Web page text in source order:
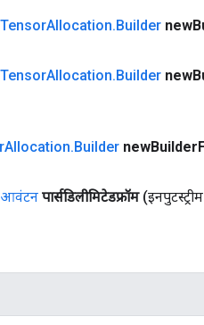
TensorAllocation.Builder new
TensorAllocation.Builder new
Allocation.Builder newBuilder
पार्सडिलीमिटेडफ्रॉम